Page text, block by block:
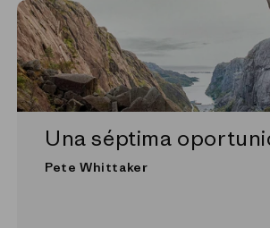
Una séptima
Pete Whittaker